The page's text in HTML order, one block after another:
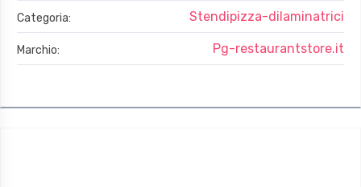
Categoria:
Stendipizza-dilaminatrici
Marchio: Pg-restaurantstore.it